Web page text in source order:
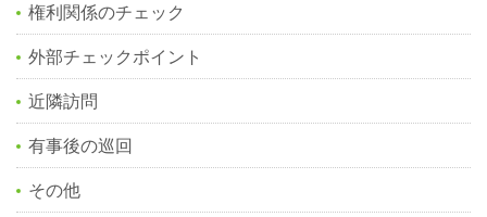
権利関係のチェック
外部チェックポイント
近隣訪問
有事後の巡回
その他